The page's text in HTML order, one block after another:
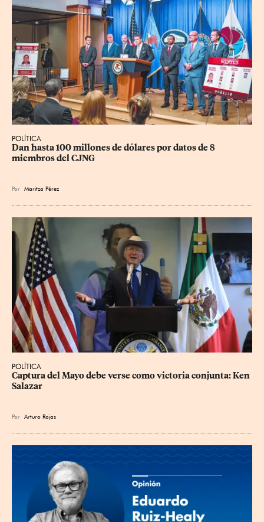
POLÍTICA
Dan hasta 100 millones de dólares por datos de 8
miembros del CJNG
Por Maritza Pérez
POLÍTICA
Captura del Mayo debe verse como victoria conjunta: Ken
Salazar
Por Arturo Rojas